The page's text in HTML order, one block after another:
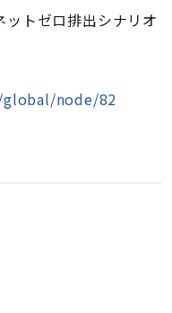
ットゼロ排出シナリオ
node/82